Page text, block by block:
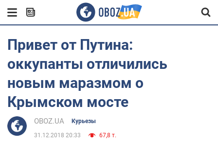
Привет от Путина:
оккупанты отличились
новым маразмом о
Крымском мосте
OBOZ.UA Курьезы
31.12.2018 20:33 67,8 т.